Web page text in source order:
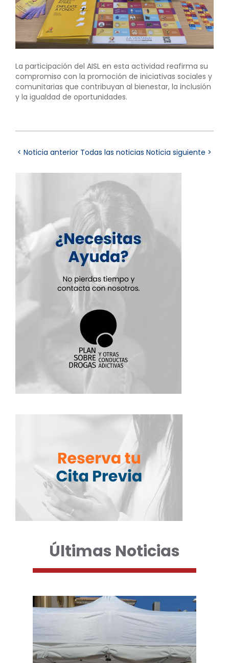
La participación del AISL en esta actividad reafirma su
compromiso con la promoción de iniciativas sociales y
comunitarias que contribuyan al bienestar, la inclusión
y la igualdad de oportunidades.
< Noticia anterior Todas las noticias Noticia siguiente >
Últimas Noticias